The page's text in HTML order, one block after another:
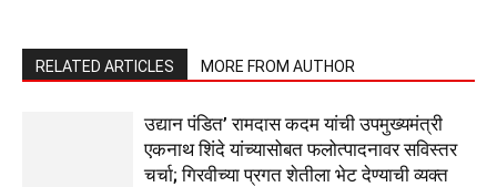
RELATED ARTICLES MORE FROM AUTHOR
उद्यान पंडित’ रामदास कदम यांची उपमुख्यमंत्री
एकनाथ शिंदे यांच्यासोबत फलोत्पादनावर सविस्तर
चर्चा; गिरवीच्या प्रगत शेतीला भेट देण्याची व्यक्त